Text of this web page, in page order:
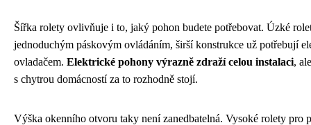
Šířka rolety ovlivňuje i to, jaký pohon budete potřebovat. Úzké
jednoduchým páskovým ovládáním, širší konstrukce už potřebují
ovladačem. Elektrické pohony výrazně zdraží celou instalaci,
s chytrou domácností za to rozhodně stojí.
Výška okenního otvoru taky není zanedbatelná. Vysoké rolety pro